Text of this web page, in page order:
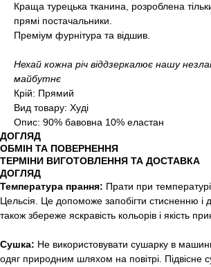
Краща турецька тканина, розроблена
прямі постачальники.
Преміум фурнітура та відшив.
Нехай кожна річ віддзеркалює нашу
майбутнє
Крій: Прямий
Вид товару: Худі
Опис: 90% бавовна 10% еластан
ДОГЛЯД
ОБМІН ТА ПОВЕРНЕННЯ
ТЕРМІНИ ВИГОТОВЛЕННЯ ТА ДОСТАВКА
ДОГЛЯД
Температура прання: Прати при
Цельсія. Це допоможе запобігти стисненню і
також збереже яскравість кольорів і якість
Сушка: Не використовувати сушарку в
одяг природним шляхом на повітрі. Підвісне